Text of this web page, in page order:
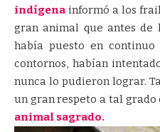
indígena informó a los
gran animal que antes de
había puesto en
contornos, habían
nunca lo pudieron lograr.
un gran respeto a tal grado
animal sagrado.